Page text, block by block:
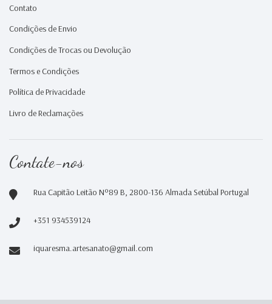
Contato
Condições de Envio
Condições de Trocas ou Devolução
Termos e Condições
Política de Privacidade
Livro de Reclamações
Contate-nos
Rua Capitão Leitão Nº89 B, 2800-136 Almada Setúbal Portugal
+351 934539124
iquaresma.artesanato@gmail.com